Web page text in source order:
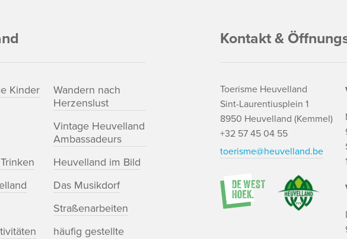
Kinder
Wandern nach
Herzenslust
Vintage Heuvelland
Ambassadeurs
Heuvelland im Bild
Das Musikdorf
Straßenarbeiten
häufig gestellte
Kontakt &
Toerisme Heuvelland
Sint-Laurentiusplein 1
8950 Heuvelland (Kemmel)
+32 57 45 04 55
toerisme@heuvelland.be